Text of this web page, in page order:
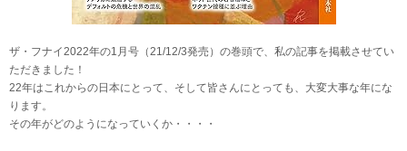
ザ・フナイ2022年の1月号（21/12/3発売）の巻頭で、私の記事を掲載させてい
ただきました！
22年はこれからの日本にとって、そして皆さんにとっても、大変大事な年にな
ります。
その年がどのようになっていくか・・・・